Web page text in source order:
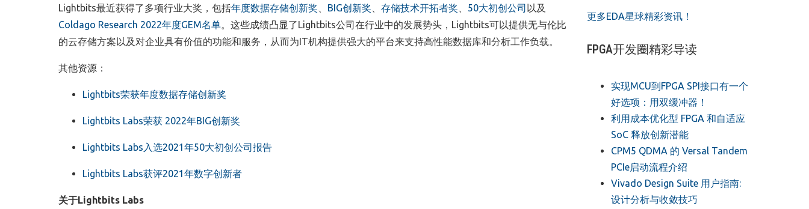
Lightbits最近获得了多项行业大奖，包括年度数据存储创新奖 BIG创新奖 存储技术开拓者奖 50大初创公司以及
Coldago Research 2022年度GEM名单。 这些成绩凸显了Lightbits公司在行业中的发展势头， Lightbits可以提供无与伦比
的云存储方案以及对企业具有价值的功能和服务，从而为IT机构提供强大的平台来支持高性能数据库和分析工作负载。
其他资源：
Lightbits荣获年度数据存储创新奖
Lightbits Labs荣获 2022年BIG创新奖
Lightbits Labs 入选2021年50大初创公司报告
Lightbits Labs获评2021年数字创新者
关于Lightbits Labs
更多EDA星球精彩资讯！
FPGA开发圈精彩导读
实现MCU到FPGA SPI接口有一个
好选项：用双缓冲器！
利用成本优化型 FPGA 和自适应
SoC 释放创新潜能
CPM5 QDMA 的 Versal Tandem
PCIe启动流程介绍
Vivado Design Suite 用户指南:
设计分析与收敛技巧